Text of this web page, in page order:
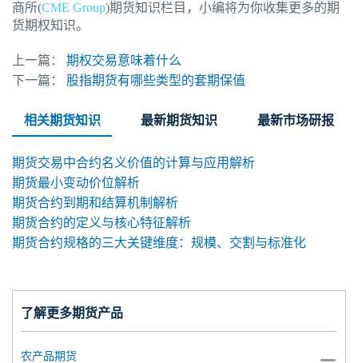
了解更多期货产品
农产品期货
商所(CME Group)期货知识栏目，小编将为你收集更多的期
货期权知识。
上一篇：
期权交易意味着什么
下一篇：
股指期货有哪些类型的套期保值
相关期货知识 最新期货知识 最新市场研报
期货交易中合约名义价值的计算与应用解析
期货最小变动价位解析
期货合约到期和结算机制解析
期货合约的定义与核心特征解析
期货合约规格的三大关键维度：规模、交割与标准化